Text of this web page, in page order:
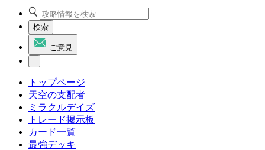
検索
ご意見
トップページ
天空の支配者
ミラクルデイズ
トレード掲示板
カード一覧
最強デッキ